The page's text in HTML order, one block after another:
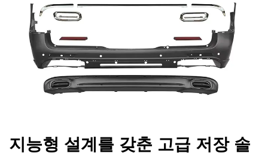
지능형 설계를 갖춘 고급 저장 솔